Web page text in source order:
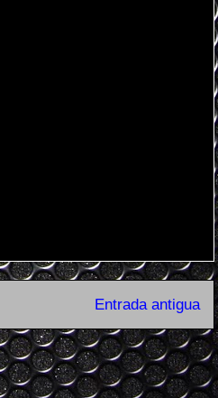
Entrada antigua